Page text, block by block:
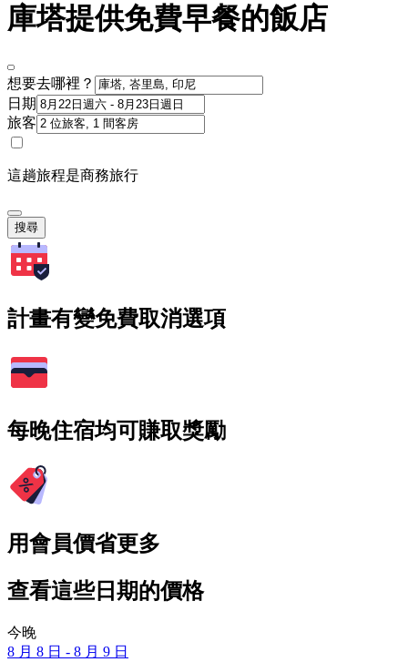
庫塔提供免費早餐的飯店
想要去哪裡？
日期
旅客
這趟旅程是商務旅行
搜尋
計畫有變免費取消選項
每晚住宿均可賺取獎勵
用會員價省更多
查看這些日期的價格
今晚
8 月 8 日 - 8 月 9 日